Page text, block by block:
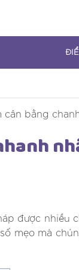
cân bằng
được nhiều
mẹo mà